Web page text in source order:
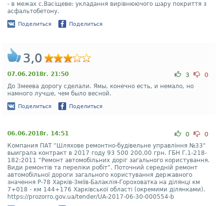
- в межах с.Васіщеве: укладання вирівнюючого шару покриття з
асфальтобетону.
Поделиться Поделиться
3,0
07.06.2018г. 21:50 3 0
До Змеева дорогу сделали. Ямы, конечно есть, и немало, но
намного лучше, чем было весной.
Поделиться Поделиться
06.06.2018г. 14:51 0 0
Компания ПАТ "Шляхове ремонтно-будівельне управління №33"
выиграла контракт в 2017 году 93 500 200,00 грн. ГБН Г.1-218-
182:2011 "Ремонт автомобільних доріг загального користування.
Види ремонтів та переліки робіт". Поточний середній ремонт
автомобільної дороги загального користування державного
значення Р-78 Харків-Зміїв-Балаклія-Гороховатка на ділянці км
7+018 - км 144+176 Харківської області (окремими ділянками).
https://prozorro.gov.ua/tender/UA-2017-06-30-000554-b